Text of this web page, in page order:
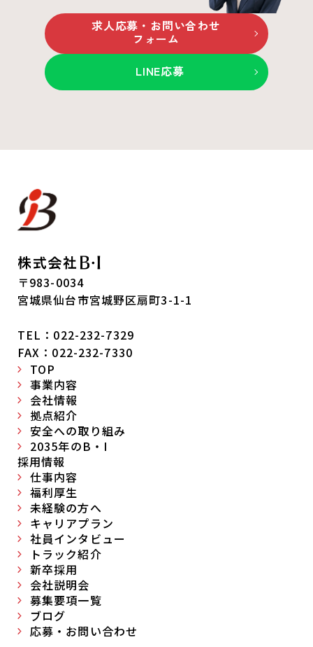
求人応募・お問い合わせ
フォーム
LINE応募
〒983-0034
宮城県仙台市宮城野区扇町3-1-1
TEL：022-232-7329
FAX：022-232-7330
TOP
事業内容
会社情報
拠点紹介
安全への取り組み
2035年のB・I
採用情報
仕事内容
福利厚生
未経験の方へ
キャリアプラン
社員インタビュー
トラック紹介
新卒採用
会社説明会
募集要項一覧
ブログ
応募・お問い合わせ